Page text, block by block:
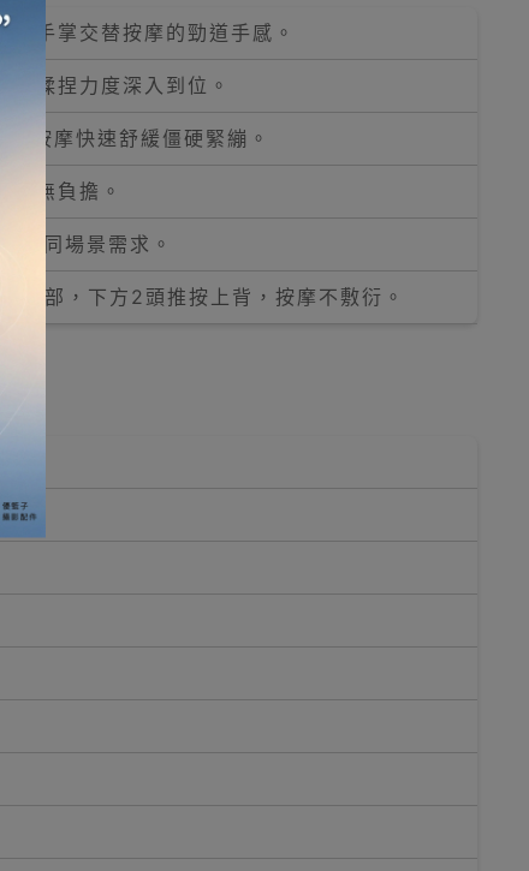
手掌交替按摩的勁道手感。
揉捏力度深入到位。
按摩快速舒緩僵硬緊繃。
無負擔。
不同場景需求。
部，下方2頭推按上背，按摩不敷衍。